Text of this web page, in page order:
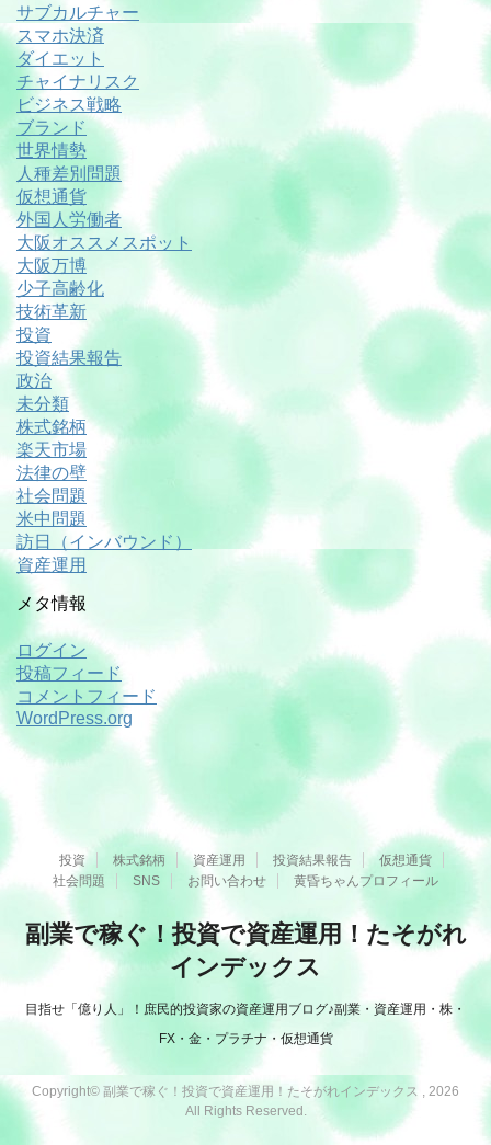
サブカルチャー
スマホ決済
ダイエット
チャイナリスク
ビジネス戦略
ブランド
世界情勢
人種差別問題
仮想通貨
外国人労働者
大阪オススメスポット
大阪万博
少子高齢化
技術革新
投資
投資結果報告
政治
未分類
株式銘柄
楽天市場
法律の壁
社会問題
米中問題
訪日（インバウンド）
資産運用
メタ情報
ログイン
投稿フィード
コメントフィード
WordPress.org
投資 株式銘柄 資産運用 投資結果報告
仮想通貨
社会問題
SNS お問い合わせ 黄昏ちゃんプロフィール
副業で稼ぐ！投資で資産運用！たそがれ
インデックス
目指せ「億り人」！庶民的投資家の資産運用ブログ♪副業・資産運用・株・
FX・金・プラチナ・仮想通貨
Copyright© 副業で稼ぐ！投資で資産運用！たそがれインデックス , 2026
All Rights Reserved.